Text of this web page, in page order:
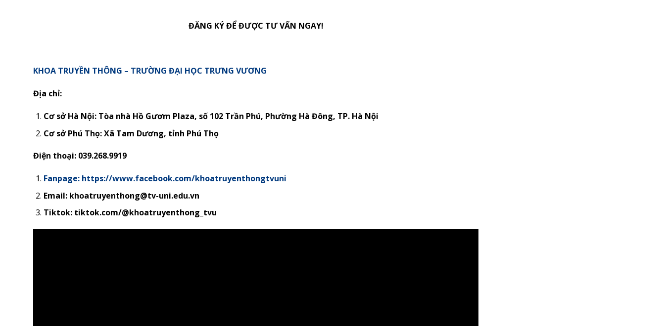
ĐĂNG KÝ ĐỂ ĐƯỢC TƯ VẤN NGAY!
KHOA TRUYỀN THÔNG – TRƯỜNG ĐẠI HỌC TRƯNG VƯƠNG
Địa chỉ:
Cơ sở Hà Nội: Tòa nhà Hồ Gươm Plaza, số 102 Trần Phú, Phường Hà Đông, TP. Hà Nội
Cơ sở Phú Thọ:Xã Tam Dương, tỉnh Phú Thọ
Điện thoại: 039.268.9919
Fanpage: https://www.facebook.com/khoatruyenthongtvuni
Email: khoatruyenthong@tv-uni.edu.vn
Tiktok: tiktok.com/@khoatruyenthong_tvu